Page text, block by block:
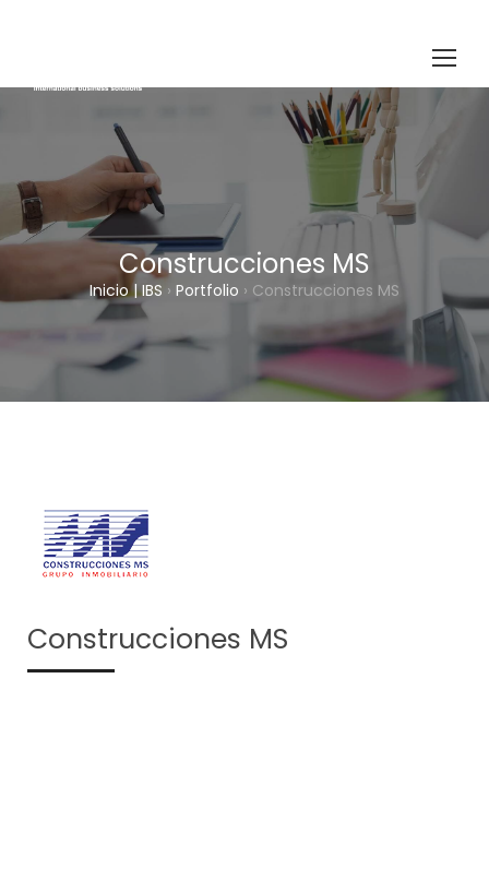
Construcciones MS
Inicio | IBS › Portfolio › Construcciones MS
Construcciones MS